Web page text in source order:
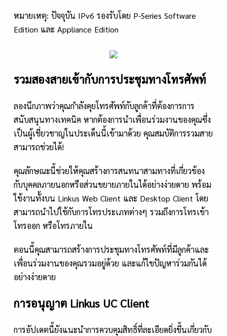
หมายเหตุ: ปัจจุบัน IPv6 รองรับโดย P-Series Software
Edition และ Appliance Edition
รวมสองสายเข้ากับการประชุมทางโทรศัพท์
ลองนึกภาพว่าคุณกำลังคุยโทรศัพท์กับลูกค้าที่ต้องการการ
สนับสนุนทางเทคนิค หากต้องการนำเพื่อนร่วมงานของคุณซึ่ง
เป็นผู้เชี่ยวชาญในประเด็นนี้เข้ามาด้วย คุณสมบัติการรวมสาย
สามารถช่วยได้!
คุณลักษณะนี้ช่วยให้คุณสร้างการสนทนาสามทางที่เกี่ยวข้อง
กับบุคคลภายนอกหรือส่วนขยายภายในได้อย่างง่ายดาย พร้อม
ใช้งานทั้งบน Linkus Web Client และ Desktop Client โดย
สามารถนำไปใช้กับการโทรประเภทต่างๆ รวมถึงการโทรเข้า
โทรออก หรือโทรภายใน
ตอนนี้คุณสามารถสร้างการประชุมทางโทรศัพท์ที่มีลูกค้าและ
เพื่อนร่วมงานของคุณรวมอยู่ด้วย และแก้ไขปัญหาร่วมกันได้
อย่างง่ายดาย
การอนุญาต Linkus UC Client
การอัปเดตนี้ยังแนะนำการควบคุมสิทธิ์ที่ละเอียดยิ่งขึ้นเกี่ยวกับ